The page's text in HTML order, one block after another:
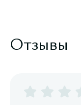
Отзывы